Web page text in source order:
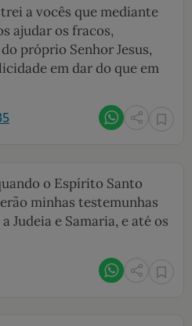
a vocês que mediante
ajudar os fracos,
próprio Senhor Jesus,
em dar do que em
o Espírito Santo
minhas testemunhas
Judeia e Samaria, e até os